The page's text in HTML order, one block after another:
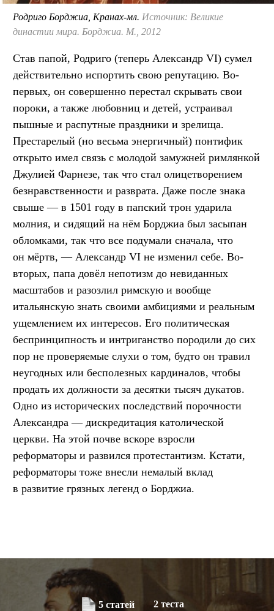
Родриго Борджиа, Кранах-мл. Источник: Великие
династии мира. Борджиа. М., 2012
Став папой, Родриго (теперь Александр VI) сумел
действительно испортить свою репутацию. Во-
первых, он совершенно перестал скрывать свои
пороки, а также любовниц и детей, устраивал
пышные и распутные праздники и зрелища.
Престарелый (но весьма энергичный) понтифик
открыто имел связь с молодой замужней римлянкой
Джулией Фарнезе, так что стал олицетворением
безнравственности и разврата. Даже после знака
свыше — в 1501 году в папский трон ударила
молния, и сидящий на нём Борджиа был засыпан
обломками, так что все подумали сначала, что
он мёртв, — Александр VI не изменил себе. Во-
вторых, папа довёл непотизм до невиданных
масштабов и разозлил римскую и вообще
итальянскую знать своими амбициями и реальным
ущемлением их интересов. Его политическая
беспринципность и интриганство породили до сих
пор не проверяемые слухи о том, будто он травил
неугодных или бесполезных кардиналов, чтобы
продать их должности за десятки тысяч дукатов.
Одно из исторических последствий порочности
Александра — дискредитация католической
церкви. На этой почве вскоре взросли
реформаторы и развился протестантизм. Кстати,
реформаторы тоже внесли немалый вклад
в развитие грязных легенд о Борджиа.
5 статей 2 теста